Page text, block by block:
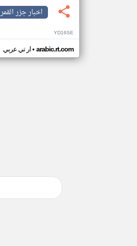
اخبار جزر القمر
YD16SE
ار تي عربي• arabic.rt.com